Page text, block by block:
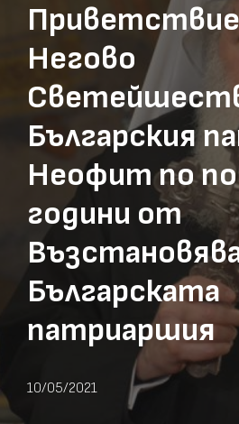
Негово
Българския
Неофит по
години от
Българската
патриаршия
10/05/2021